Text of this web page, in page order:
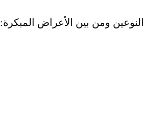
ومن بين الأعراض المبكرة: